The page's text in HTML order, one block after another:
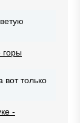
горы
вот только
-